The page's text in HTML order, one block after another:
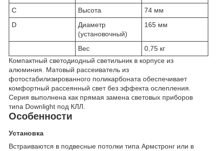
C
Высота
74 мм
D
Диаметр
(установочный)
165 мм
Вес
0,75 кг
Компактный светодиодный светильник в корпусе из
алюминия. Матовый рассеиватель из
фотостабилизированного поликарбоната обеспечивает
комфортный рассеянный свет без эффекта ослепления.
Серия выполнена как прямая замена световых приборов
типа Downlight под КЛЛ.
Особенности
Установка
Встраиваются в подвесные потолки типа Армстронг или в